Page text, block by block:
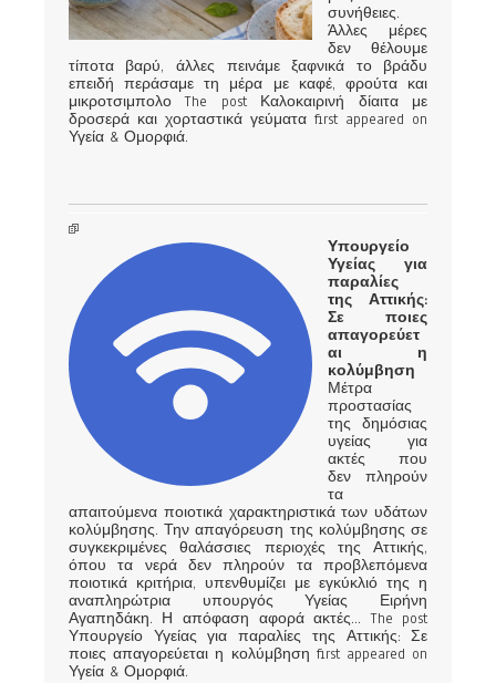
συνήθειες.
Άλλες μέρες
δεν θέλουμε
τίποτα βαρύ, άλλες πεινάμε ξαφνικά το βράδυ
επειδή περάσαμε τη μέρα με καφέ, φρούτα και
μικροτσιμπολο The post Καλοκαιρινή δίαιτα με
δροσερά και χορταστικά γεύματα first appeared on
Υγεία & Ομορφιά.
Υπουργείο
Υγείας για
παραλίες
της Αττικής:
Σε ποιες
απαγορεύετ
αι η
κολύμβηση
Μέτρα
προστασίας
της δημόσιας
υγείας για
ακτές που
δεν πληρούν
τα
απαιτούμενα ποιοτικά χαρακτηριστικά των υδάτων
κολύμβησης. Την απαγόρευση της κολύμβησης σε
συγκεκριμένες θαλάσσιες περιοχές της Αττικής,
όπου τα νερά δεν πληρούν τα προβλεπόμενα
ποιοτικά κριτήρια, υπενθυμίζει με εγκύκλιό της η
αναπληρώτρια υπουργός Υγείας Ειρήνη
Αγαπηδάκη. Η απόφαση αφορά ακτές... The post
Υπουργείο Υγείας για παραλίες της Αττικής: Σε
ποιες απαγορεύεται η κολύμβηση first appeared on
Υγεία & Ομορφιά.